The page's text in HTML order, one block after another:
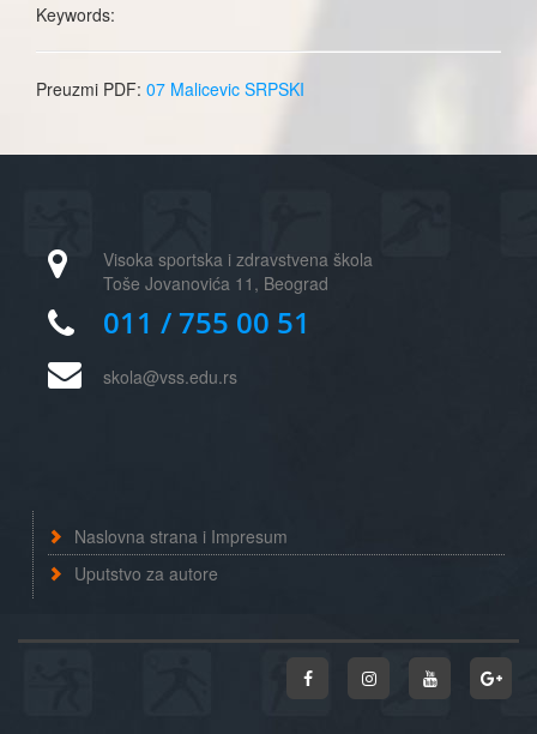
Keywords:
Preuzmi PDF: 07 Malicevic SRPSKI
Visoka sportska i zdravstvena škola
Toše Jovanovića 11, Beograd
011 / 755 00 51
skola@vss.edu.rs
Naslovna strana i Impresum
Uputstvo za autore